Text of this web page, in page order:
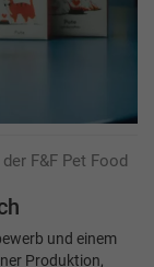
F&F Pet Food
und einem
Produktion,